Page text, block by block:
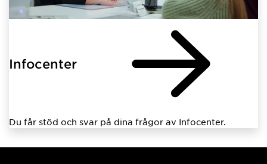
Infocenter
Du får stöd och svar på dina frågor av Infocenter.